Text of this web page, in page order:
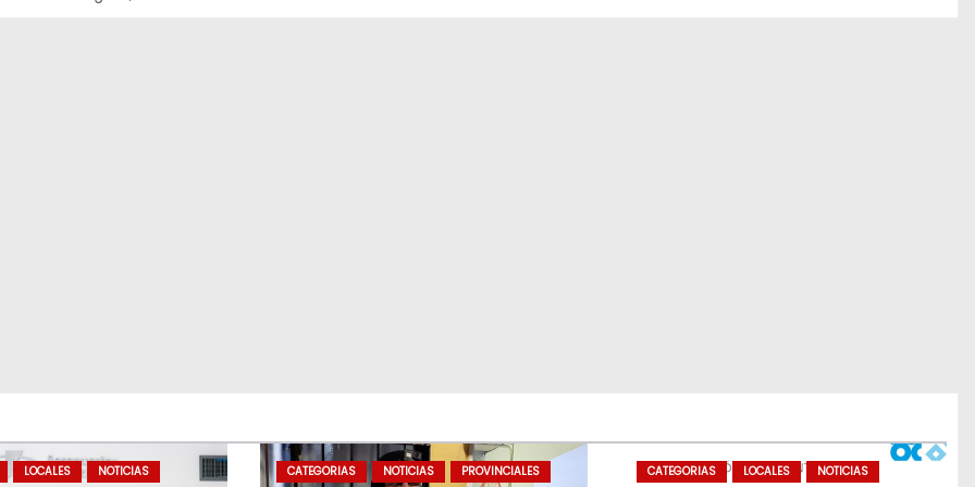
LOCALES NOTICIAS CATEGORIAS NOTICIAS PROVINCIALES CATEGORIAS LOCALES NOTICIAS